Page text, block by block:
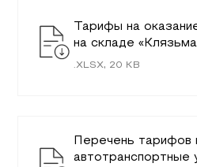
Тарифы на
на складе
. XLSX, 20 KB
Перечень тарифов
автотранспортные